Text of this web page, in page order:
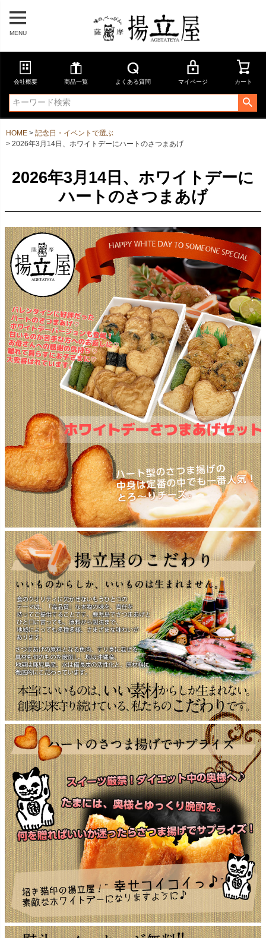
MENU
会社概要 商品一覧 よくある質問 マイページ カート
HOME
記念日・イベントで選ぶ
2026年3月14日、ホワイトデーにハートのさつまあげ
2026年3月14日、ホワイトデーに
ハートのさつまあげ